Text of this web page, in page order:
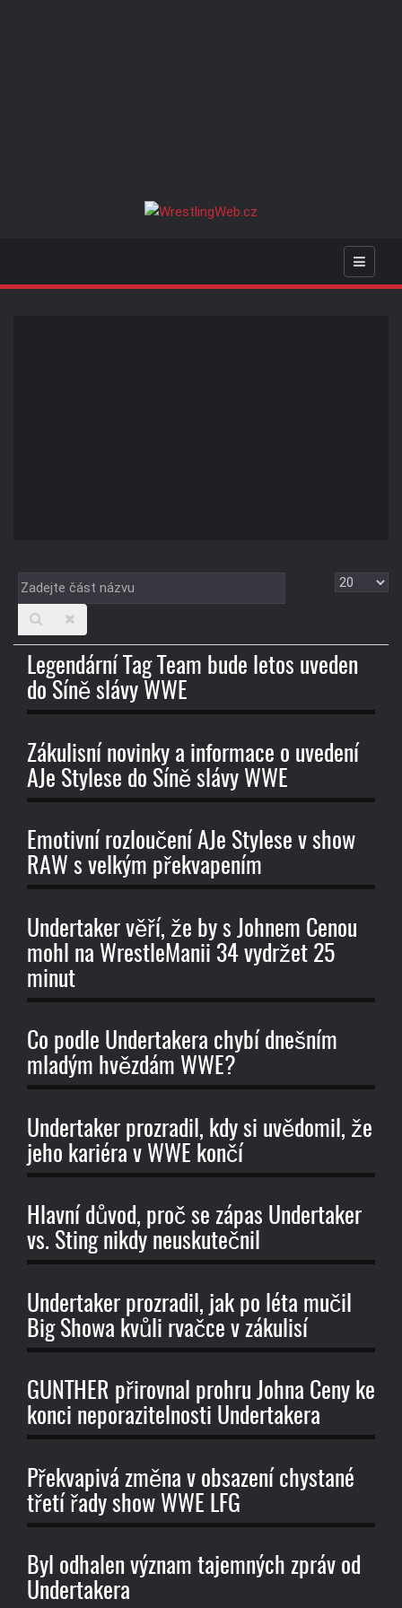
Zadejte
část
názvu
Zobrazit
Legendární Tag Team bude letos uveden
do Síně slávy WWE
Zákulisní novinky a informace o uvedení
AJe Stylese do Síně slávy WWE
Emotivní rozloučení AJe Stylese v show
RAW s velkým překvapením
Undertaker věří, že by s Johnem Cenou
mohl na WrestleManii 34 vydržet 25
minut
Co podle Undertakera chybí dnešním
mladým hvězdám WWE?
Undertaker prozradil, kdy si uvědomil, že
jeho kariéra v WWE končí
Hlavní důvod, proč se zápas Undertaker
vs. Sting nikdy neuskutečnil
Undertaker prozradil, jak po léta mučil
Big Showa kvůli rvačce v zákulisí
GUNTHER přirovnal prohru Johna Ceny ke
konci neporazitelnosti Undertakera
Překvapivá změna v obsazení chystané
třetí řady show WWE LFG
Byl odhalen význam tajemných zpráv od
Undertakera